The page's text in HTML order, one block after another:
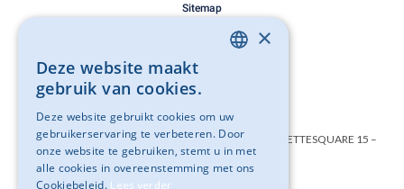
Sitemap
Cookie Policy
Privacy Policy
Belgisch instituut geweldloos verzet VZW – SAINCTELETTESQUARE 15 –
1000 BRUSSEL
×
Deze website maakt
gebruik van cookies.
Deze website gebruikt cookies om uw
gebruikerservaring te verbeteren. Door
onze website te gebruiken, stemt u in met
alle cookies in overeenstemming met ons
Cookiebeleid. Lees verder